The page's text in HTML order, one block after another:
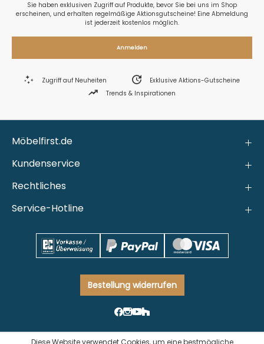
Sie haben exklusiven Zugriff auf Produkte, bevor Sie bei uns im Shop
erscheinen, und erhalten regelmäßige Aktionsgutscheine! Eine Abmeldung
ist jederzeit kostenlos möglich.
Anmelden
Zugriff auf Neuheiten
Exklusive Aktions-Gutscheine
Trends & Inspirationen
Möbelfirst.de
Kundenservice
Rechtliches
Service-Hotline
Bestellung widerrufen
Diese Website verwendet Cookies, um eine bestmögliche